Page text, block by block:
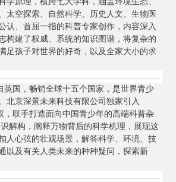
太空探索、自然科学、历史人文、生物医
认、首屈一指的科普专家创作，内容深入
构建了权威、系统的知识图谱，将复杂的
足孩子对世界的好奇，以及全家大小的求
英国，畅销全球十五个国家，是世界青少
北京深景未来科技有限公司独家引入
，联手打造面向中国青少年的高端科普杂
解构，阐释万物背后的科学机理，展现这
人心弦的壮观场景，解答科学、环境、技
以及有关人类未来的种种疑问，探索新